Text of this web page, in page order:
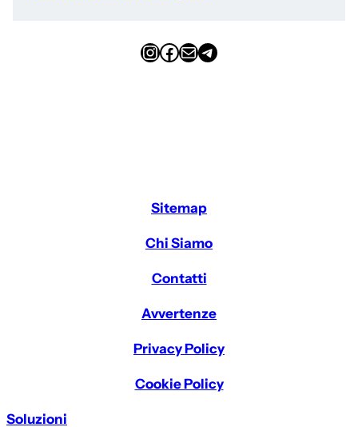
InstagramFacebook Email Telegram
Sitemap
Chi Siamo
Contatti
Avvertenze
Privacy Policy
Cookie Policy
Soluzioni